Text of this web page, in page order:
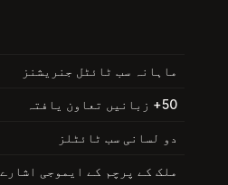
ماہانہ سب ٹائٹل جنریشنز
50+ زبانیں تعاون یافتہ
دو لسانی سب ٹائٹلز
ملک کے پرچم کے ایموجی اشارے